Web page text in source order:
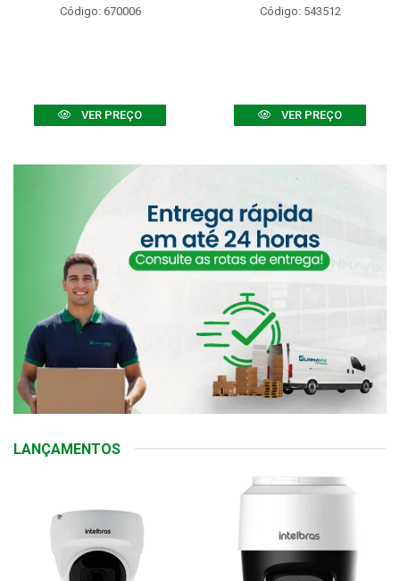
Código: 670006
VER PREÇO
Código: 543512
VER PREÇO
LANÇAMENTOS